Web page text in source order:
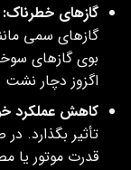
گازهای خطرناک:
گازهای سمی
بوی گازهای
اگزوز دچار
کاهش عملکرد
تأثیر بگذارد.
قدرت موتور یا